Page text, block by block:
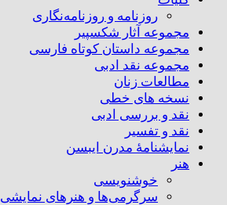
روزنامه و روزنامه‌نگاری
مجموعه آثار شکسپیر
مجموعه داستان کوتاه فارسی
مجموعه نقد ادبی
مطالعات زنان
نسخه های خطی
نقد و بررسی ادبی
نقد و تفسیر
نمایشنامۀ مدرن ایبسن
هنر
خوشنویسی
سرگرمی‌ها و هنرهای نمایشی